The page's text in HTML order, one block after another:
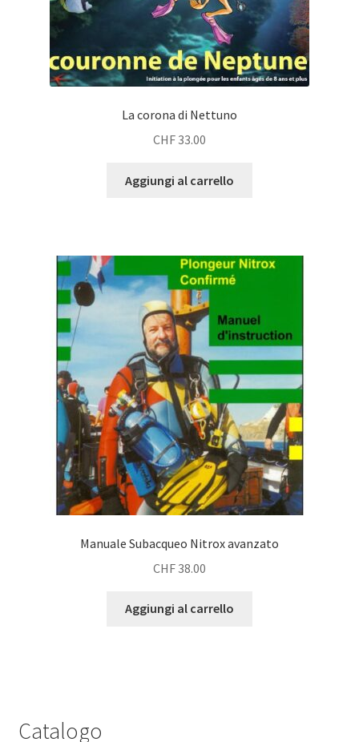
La corona di Nettuno
CHF33.00
Aggiungi al carrello
Manuale Subacqueo Nitrox avanzato
CHF38.00
Aggiungi al carrello
Catalogo